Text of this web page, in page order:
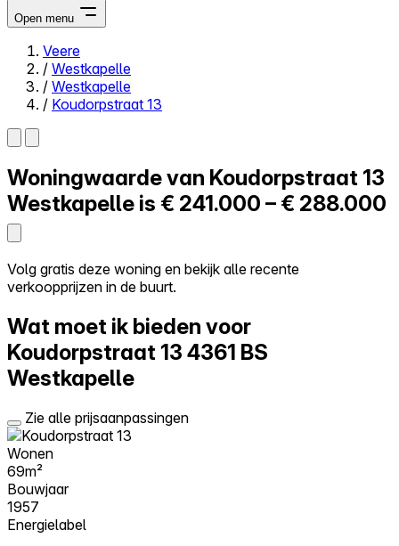
Open menu
Close menu
Zelf kopen
Alles-in-één
Reviews
Log in
Probeer Walter gratis
Veere
/ Westkapelle
/ Westkapelle
/ Koudorpstraat 13
Woningwaarde van Koudorpstraat 13
Westkapelle is € 241.000 – € 288.000
Volg gratis deze woning en bekijk alle recente
verkoopprijzen in de buurt.
Wat moet ik bieden voor
Koudorpstraat 13 4361 BS
Westkapelle
Zie alle prijsaanpassingen
Wonen
69m²
Bouwjaar
1957
Energielabel